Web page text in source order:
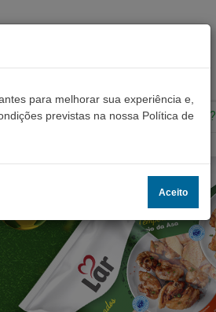
Contato Não encontrou algo?
para melhorar sua experiência e,
previstas na nossa Política de
Aceito